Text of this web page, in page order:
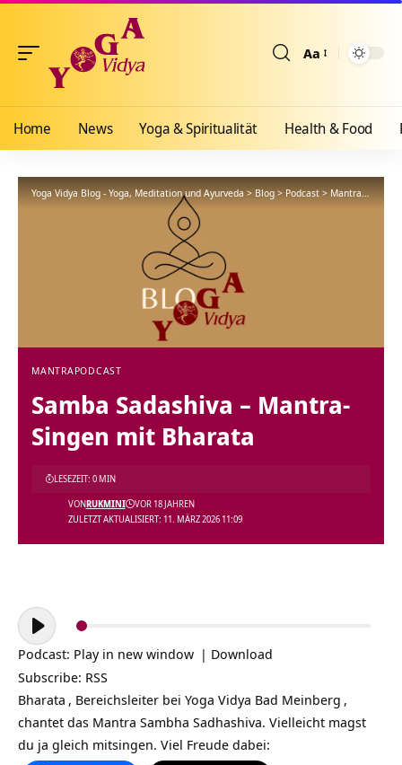
Aa
Home News Yoga & Spiritualität Health & Food
Yoga Vidya Blog - Yoga, Meditation und Ayurveda>Blog>Podcast>Mantra>
MANTRAPODCAST
Samba Sadashiva – Mantra-
Singen mit Bharata
ZULETZT AKTUALISIERT: 11. MÄRZ 2026 11:09
VONRUKMINI VOR 18 JAHREN
LESEZEIT: 0 MIN
Audio-
Player
Podcast: Play in new window | Download
Subscribe: RSS
Bharata , Bereichsleiter bei Yoga Vidya Bad Meinberg ,
chantet das Mantra Sambha Sadhashiva. Vielleicht magst
du ja gleich mitsingen. Viel Freude dabei: